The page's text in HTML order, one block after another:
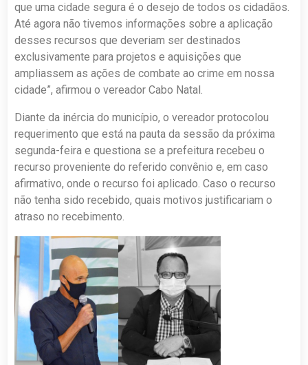
que uma cidade segura é o desejo de todos os cidadãos.
Até agora não tivemos informações sobre a aplicação
desses recursos que deveriam ser destinados
exclusivamente para projetos e aquisições que
ampliassem as ações de combate ao crime em nossa
cidade”, afirmou o vereador Cabo Natal.
Diante da inércia do município, o vereador protocolou
requerimento que está na pauta da sessão da próxima
segunda-feira e questiona se a prefeitura recebeu o
recurso proveniente do referido convênio e, em caso
afirmativo, onde o recurso foi aplicado. Caso o recurso
não tenha sido recebido, quais motivos justificariam o
atraso no recebimento.